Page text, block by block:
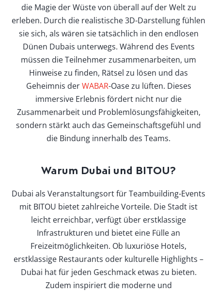
die Magie der Wüste von überall auf der Welt zu
erleben. Durch die realistische 3D-Darstellung fühlen
sie sich, als wären sie tatsächlich in den endlosen
Dünen Dubais unterwegs. Während des Events
müssen die Teilnehmer zusammenarbeiten, um
Hinweise zu finden, Rätsel zu lösen und das
Geheimnis derWABAR-Oase zu lüften. Dieses
immersive Erlebnis fördert nicht nur die
Zusammenarbeit und Problemlösungsfähigkeiten,
sondern stärkt auch das Gemeinschaftsgefühl und
die Bindung innerhalb des Teams.
Warum Dubai und BITOU?
Dubai als Veranstaltungsort für Teambuilding-Events
mit BITOU bietet zahlreiche Vorteile. Die Stadt ist
leicht erreichbar, verfügt über erstklassige
Infrastrukturen und bietet eine Fülle an
Freizeitmöglichkeiten. Ob luxuriöse Hotels,
erstklassige Restaurants oder kulturelle Highlights –
Dubai hat für jeden Geschmack etwas zu bieten.
Zudem inspiriert die moderne und